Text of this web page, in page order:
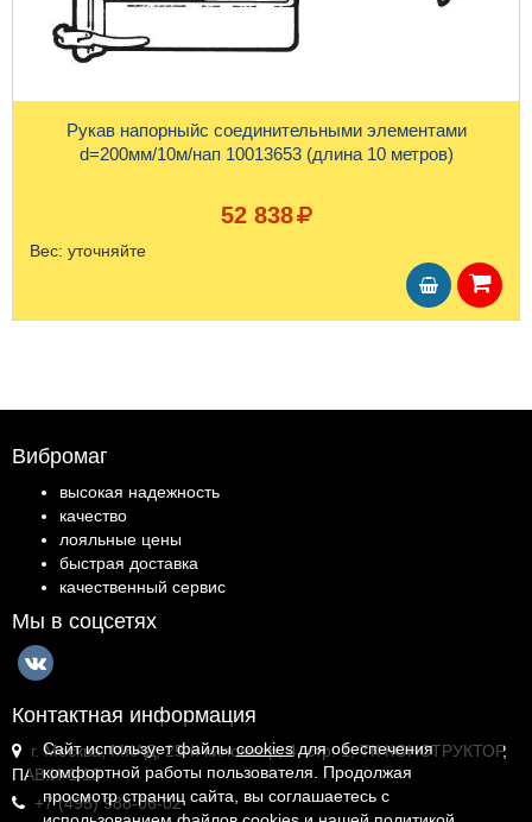
Рукав напорныйс соединительными элементами
d=200мм/10м/нап 10013653 (длина 10 метров)
52 838
Вес: уточняйте
Вибромаг
высокая надежность
качество
лояльные цены
быстрая доставка
качественный сервис
Мы в соцсетях
Контактная информация
г. Москва, МКАД, 25-й километр, 4, стр. 1, ТК КОНСТРУКТОР,
ПАВ.И-1.18
+7 (495) 988-06-02
Сайт использует файлыcookiesдля обеспечения
комфортной работы пользователя. Продолжая
просмотр страниц сайта, вы соглашаетесь с